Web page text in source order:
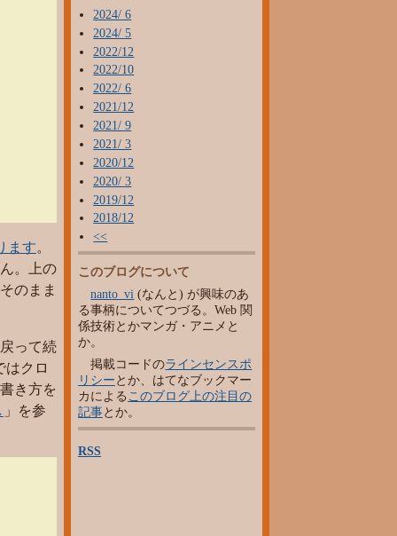
ます。
。上の
のまま
って続
はクロ
き方を
」を参
2024/ 6
2024/ 5
2022/12
2022/10
2022/ 6
2021/12
2021/ 9
2021/ 3
2020/12
2020/ 3
2019/12
2018/12
<<
このブログについて
nanto_vi (なんと) が興味のあ
る事柄についてつづる。Web 関
係技術とかマンガ・アニメと
か。
掲載コードのラインセンスポ
リシーとか、はてなブックマー
カによるこのブログ上の注目の
記事とか。
RSS